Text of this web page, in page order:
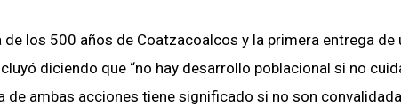
los 500 años de Coatzacoalcos y la primera entrega de
diciendo que “no hay desarrollo poblacional si no
de ambas acciones tiene significado si no son